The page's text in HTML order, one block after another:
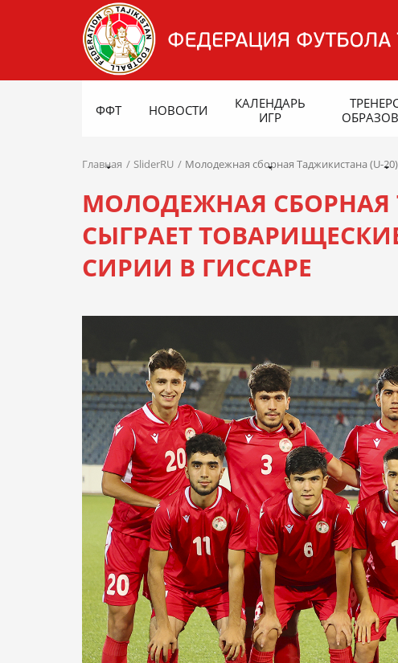
ФФТ НОВОСТИ
КАЛЕНДАРЬ
ИГР
Главная SliderRU Молодежная сборная Таджикистана (U-
МОЛОДЕЖНАЯ СБОРНАЯ
СЫГРАЕТ
СИРИИ В ГИССАРЕ